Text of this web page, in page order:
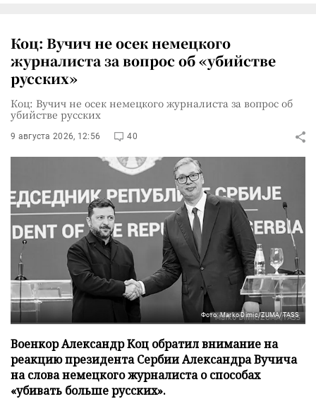
Коц: Вучич не осек немецкого
журналиста за вопрос об «убийстве
русских»
Коц: Вучич не осек немецкого журналиста за вопрос об
убийстве русских
9 августа 2026, 12:56 40
Фото: Marko Dimic/ZUMA/TASS
Военкор Александр Коц обратил внимание на
реакцию президента Сербии Александра Вучича
на слова немецкого журналиста о способах
«убивать больше русских».